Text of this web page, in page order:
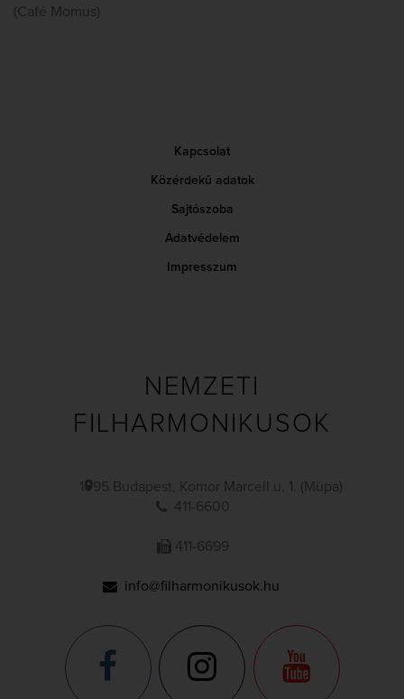
(Café Momus)
Kapcsolat
Közérdekű adatok
Sajtószoba
Adatvédelem
Impresszum
NEMZETI
FILHARMONIKUSOK
1095 Budapest, Komor Marcell u. 1. (Müpa)
411-6600
411-6699
info@filharmonikusok.hu